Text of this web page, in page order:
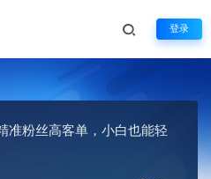
登录
准粉丝高客单，小白也能轻